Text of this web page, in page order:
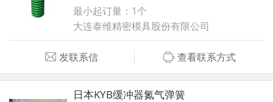
最小起订量：1个
大连泰维精密模具股份有限公司
发联系信 查看联系方式
日本KYB缓冲器氮气弹簧